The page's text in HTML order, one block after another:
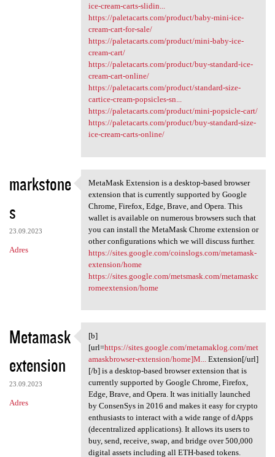
ice-cream-carts-slidin...
https://paletacarts.com/product/baby-mini-ice-
cream-cart-for-sale/
https://paletacarts.com/product/mini-baby-ice-
cream-cart/
https://paletacarts.com/product/buy-standard-ice-
cream-cart-online/
https://paletacarts.com/product/standard-size-
cartice-cream-popsicles-sn...
https://paletacarts.com/product/mini-popsicle-cart/
https://paletacarts.com/product/buy-standard-size-
ice-cream-carts-online/
markstone
s
23.09.2023
Adres
MetaMask Extension is a
MetaMask Extension is a desktop-based browser
extension that is currently supported by Google
Chrome, Firefox, Edge, Brave, and Opera. This
wallet is available on numerous browsers such that
you can install the MetaMask Chrome extension or
other configurations which we will discuss further.
https://sites.google.com/coinslogs.com/metamask-
extension/home
https://sites.google.com/metsmask.com/metamaskc
romeextension/home
Metamask
extension
23.09.2023
Adres
[b][url=https://sites.google
[b]
[url=https://sites.google.com/metamaklog.com/met
amaskbrowser-extension/home]M...Extension[/url]
[/b] is a desktop-based browser extension that is
currently supported by Google Chrome, Firefox,
Edge, Brave, and Opera. It was initially launched
by ConsenSys in 2016 and makes it easy for crypto
enthusiasts to interact with a wide range of dApps
(decentralized applications). It allows its users to
buy, send, receive, swap, and bridge over 500,000
digital assets including all ETH-based tokens.